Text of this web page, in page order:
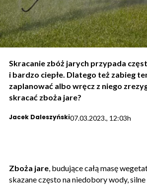
Skracanie zbóż jarych przypada
i bardzo ciepłe. Dlatego też zabieg
zaplanować albo wręcz z niego
skracać zboża jare?
Jacek Daleszyński07.03.2023., 12:03h
Zboża jare, budujące całą masę
skazane często na niedobory wody, silne